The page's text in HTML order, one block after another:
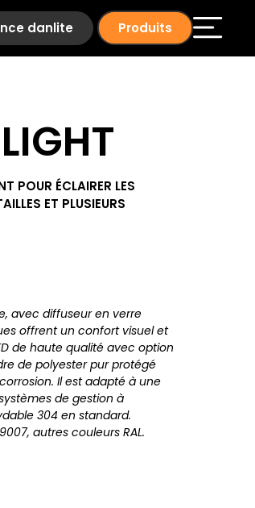
danlite Produits
POUR ÉCLAIRER LES
ET PLUSIEURS
avec diffuseur en verre
offrent un confort visuel et
de haute qualité avec option
de polyester pur protégé
Il est adapté à une
de gestion à
304 en standard.
autres couleurs RAL.